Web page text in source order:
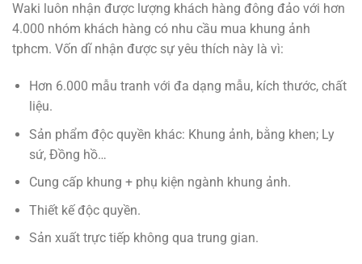
Waki luôn nhận được lượng khách hàng đông đảo với hơn
4.000 nhóm khách hàng có nhu cầu mua khung ảnh
tphcm. Vốn dĩ nhận được sự yêu thích này là vì:
Hơn 6.000 mẫu tranh với đa dạng mẫu, kích thước, chất
liệu.
Sản phẩm độc quyền khác: Khung ảnh, bằng khen; Ly
sứ, Đồng hồ…
Cung cấp khung + phụ kiện ngành khung ảnh.
Thiết kế độc quyền.
Sản xuất trực tiếp không qua trung gian.